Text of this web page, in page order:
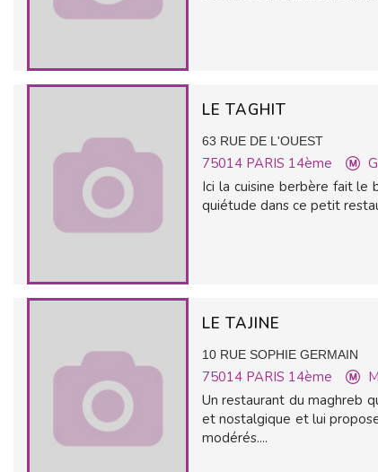
LE TAGHIT
63 RUE DE L'OUEST
75014 PARIS 14ème
Ici la cuisine berbère fait
quiétude dans ce petit
LE TAJINE
10 RUE SOPHIE GERMAIN
75014 PARIS 14ème
Un restaurant du maghreb
et nostalgique et lui
modérés....